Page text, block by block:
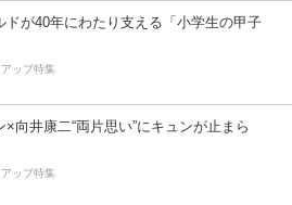
ドが40年にわたり支える「小学生の甲子
ップ特集
×向井康二“両片思い”にキュンが止まら
ップ特集